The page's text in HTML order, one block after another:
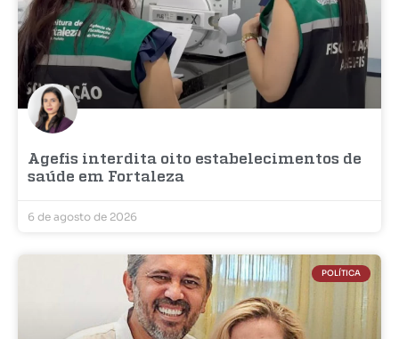
Agefis interdita oito estabelecimentos de
saúde em Fortaleza
6 de agosto de 2026
POLÍTICA